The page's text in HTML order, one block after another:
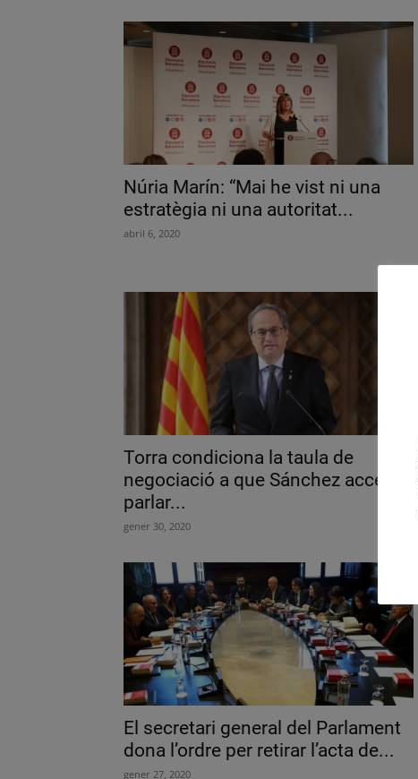
Núria Marín: “Mai he vist ni una
estratègia ni una autoritat...
abril 6, 2020
Torra condiciona la taula de
negociació a que Sánchez accepti
parlar...
gener 30, 2020
El secretari general del Parlament
dona l’ordre per retirar l’acta de...
gener 27, 2020